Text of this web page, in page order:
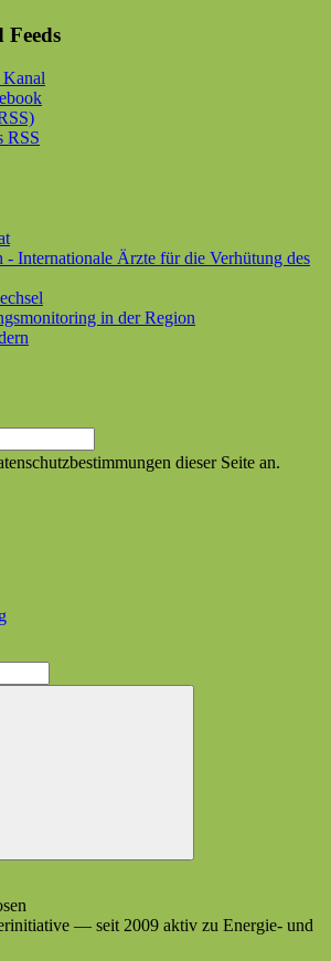
Feeds
Kanal
RSS
- Internationale Ärzte für die Verhütung des
in der Region
dieser Seite an.
Suchen
— seit 2009 aktiv zu Energie- und